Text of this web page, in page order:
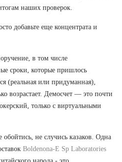
наших проверок.
добавьте еще концентрата и
в том числе
сроки, которые пришлось
(реальная или придуманная),
возрастает. Демосчет — это почти
только с виртуальными
не случись казаков. Одна
Boldenona-E Sp Laboratories